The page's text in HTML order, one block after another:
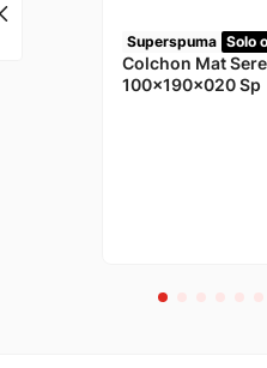
Superspuma Solo
Colchon Mat
100x190x020 Sp